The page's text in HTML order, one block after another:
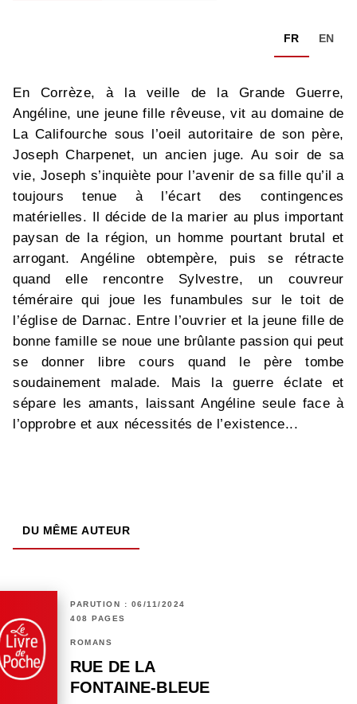
FR EN
En Corrèze, à la veille de la Grande Guerre,
Angéline, une jeune fille rêveuse, vit au domaine de
La Califourche sous l’oeil autoritaire de son père,
Joseph Charpenet, un ancien juge. Au soir de sa
vie, Joseph s’inquiète pour l’avenir de sa fille qu’il a
toujours tenue à l’écart des contingences
matérielles. Il décide de la marier au plus important
paysan de la région, un homme pourtant brutal et
arrogant. Angéline obtempère, puis se rétracte
quand elle rencontre Sylvestre, un couvreur
téméraire qui joue les funambules sur le toit de
l’église de Darnac. Entre l’ouvrier et la jeune fille de
bonne famille se noue une brûlante passion qui peut
se donner libre cours quand le père tombe
soudainement malade. Mais la guerre éclate et
sépare les amants, laissant Angéline seule face à
l’opprobre et aux nécessités de l’existence...
DU MÊME AUTEUR
PARUTION : 06/11/2024
408 PAGES
ROMANS
RUE DE LA
FONTAINE-BLEUE